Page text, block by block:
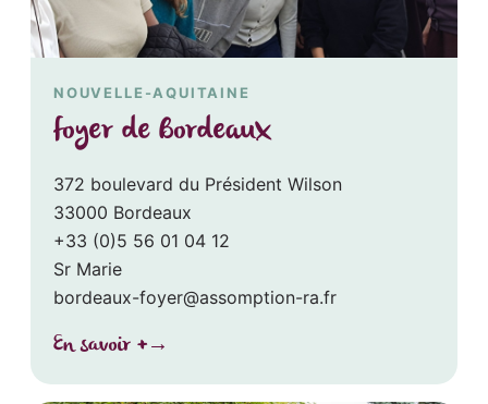
NOUVELLE-AQUITAINE
foyer de Bordeaux
372 boulevard du Président Wilson
33000 Bordeaux
+33 (0)5 56 01 04 12
Sr Marie
bordeaux-foyer@assomption-ra.fr
En savoir +→